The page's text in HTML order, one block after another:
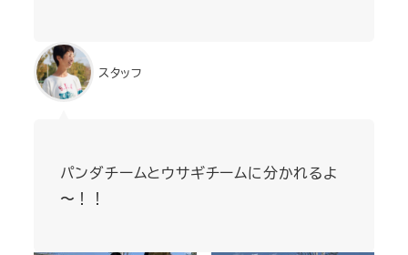
スタッフ
パンダチームとウサギチームに分かれるよ
〜！！